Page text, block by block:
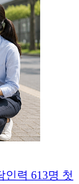
인력 613명 첫